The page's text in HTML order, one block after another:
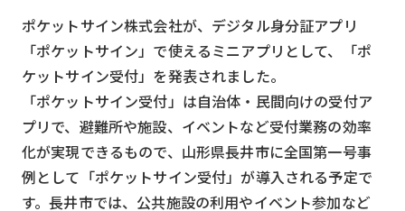
スマート〇〇
スマート農業
ドローン
ロボット
スマート物流
IoT
ポケットサイン株式会社が、デジタル身分証アプリ
「ポケットサイン」で使えるミニアプリとして、「ポ
ケットサイン受付」を発表されました。
「ポケットサイン受付」は自治体・民間向けの受付ア
プリで、避難所や施設、イベントなど受付業務の効率
化が実現できるもので、山形県長井市に全国第一号事
例として「ポケットサイン受付」が導入される予定で
す。長井市では、公共施設の利用やイベント参加など